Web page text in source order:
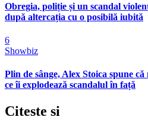
Obregia, poliție și un scandal
după altercația cu o posibilă iubită
6
Showbiz
Plin de sânge, Alex Stoica spune
ce îi explodează scandalul în față
Citeste si